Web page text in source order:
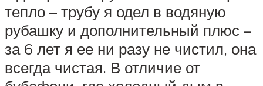
тепло – трубу я одел в водяную
рубашку и дополнительный плюс –
за 6 лет я ее ни разу не чистил, она
всегда чистая. В отличие от